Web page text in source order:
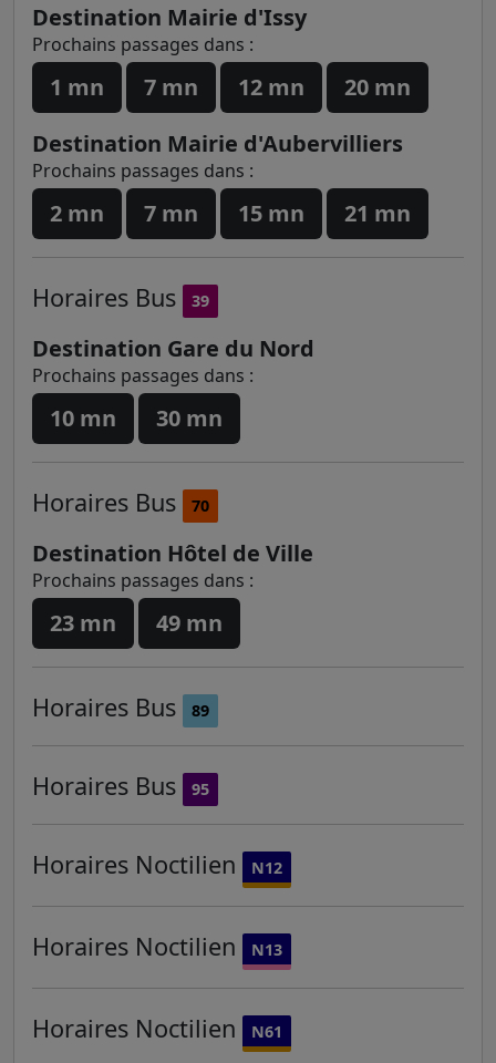
Destination Mairie d'Issy
Prochains passages dans :
1 mn 7 mn 12 mn
20 mn
Destination Mairie d'Aubervilliers
Prochains passages dans :
2 mn 7 mn 15 mn 21 mn
Horaires Bus 39
Destination Gare du Nord
Prochains passages dans :
10 mn 30 mn
Horaires Bus 70
Destination Hôtel de Ville
Prochains passages dans :
23 mn 49 mn
Horaires Bus 89
Horaires Bus 95
Horaires Noctilien N12
Horaires Noctilien N13
Horaires Noctilien N61